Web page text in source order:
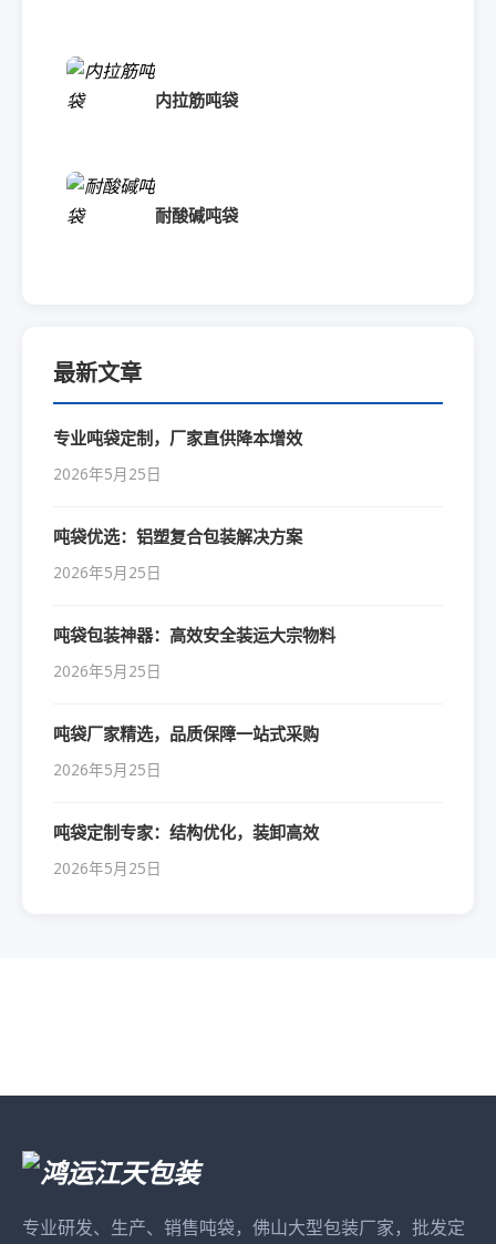
内拉筋吨袋
耐酸碱吨袋
最新文章
专业吨袋定制，厂家直供降本增效
2026年5月25日
吨袋优选：铝塑复合包装解决方案
2026年5月25日
吨袋包装神器：高效安全装运大宗物料
2026年5月25日
吨袋厂家精选，品质保障一站式采购
2026年5月25日
吨袋定制专家：结构优化，装卸高效
2026年5月25日
专业研发、生产、销售吨袋，佛山大型包装厂家，批发定